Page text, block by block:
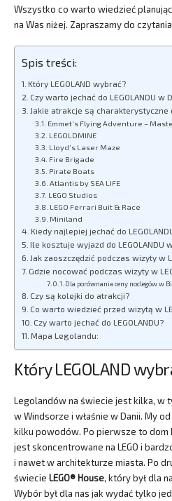
Wszystko co warto wiedzieć
na Was niżej. Zapraszamy do
Spis treści:
Który LEGOLAND wybrać?
Czy warto jechać do LEGOLANDU w
Jakie atrakcje są charakterystyczne
Emmet’s Flying Adventure –
LEGOLDMINE
Lloyd’s Laser Maze
Fire Brigade
Pirate Boats
Atlantis by SEA LIFE
LEGO Studios
LEGO Ferrari Buit & Race
Miniland
Kiedy najlepiej jechać do
Ile kosztuje wyjazd do LEGOLANDU
Jak zaoszczędzić podczas wizyty w
Gdzie nocować podczas wizyty w
Dla porównania ceny noclegów w
Czy są kolejki do atrakcji?
Co warto wiedzieć przed wizytą w
Czy warto jechać do LEGOLANDU?
Mapa Legolandu:
Który LEGOLAND
Legolandów na świecie jest kilka, w
w Windsorze i właśnie w Danii. My
kilku powodów. Po pierwsze to dom
jest skoncentrowane na LEGO i
i nawet w architekturze miasta. Po
świecie LEGO® House, który był dla
Wybór był dla nas jak wydać tylko